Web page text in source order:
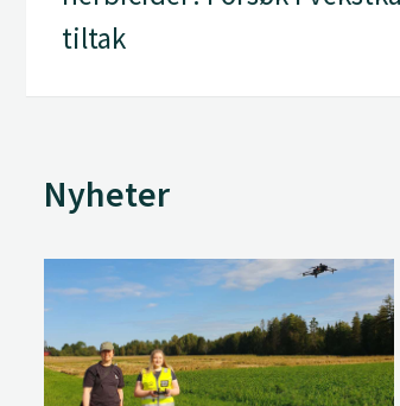
tiltak
Nyheter